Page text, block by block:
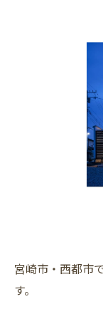
宮崎市・西都市
す。